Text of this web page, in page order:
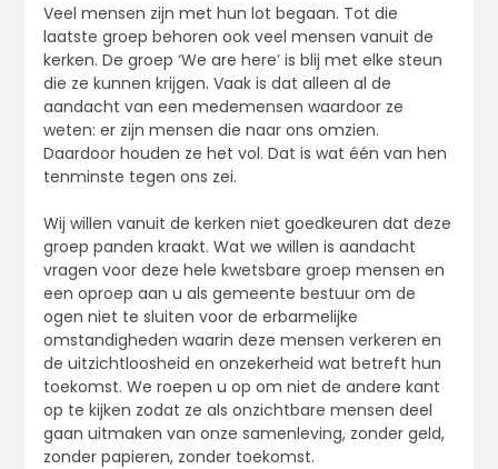
Veel mensen zijn met hun lot begaan. Tot die
laatste groep behoren ook veel mensen vanuit de
kerken. De groep ‘We are here’ is blij met elke steun
die ze kunnen krijgen. Vaak is dat alleen al de
aandacht van een medemensen waardoor ze
weten: er zijn mensen die naar ons omzien.
Daardoor houden ze het vol. Dat is wat één van hen
tenminste tegen ons zei.
Wij willen vanuit de kerken niet goedkeuren dat deze
groep panden kraakt. Wat we willen is aandacht
vragen voor deze hele kwetsbare groep mensen en
een oproep aan u als gemeente bestuur om de
ogen niet te sluiten voor de erbarmelijke
omstandigheden waarin deze mensen verkeren en
de uitzichtloosheid en onzekerheid wat betreft hun
toekomst. We roepen u op om niet de andere kant
op te kijken zodat ze als onzichtbare mensen deel
gaan uitmaken van onze samenleving, zonder geld,
zonder papieren, zonder toekomst.